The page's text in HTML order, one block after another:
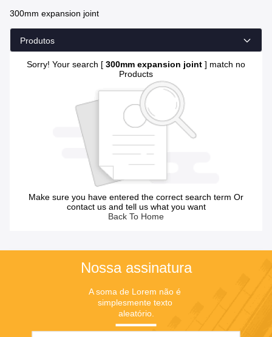
0 Produtos
300mm expansion joint
Produtos
Sorry! Your search [ 300mm expansion joint ] match no
Products
Make sure you have entered the correct search term Or
contact us and tell us what you want
Back To Home
Nossa assinatura
A soma de Lorem não é
simplesmente texto
aleatório.